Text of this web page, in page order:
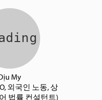
My
외국인 노동, 상
법률 컨설턴트)